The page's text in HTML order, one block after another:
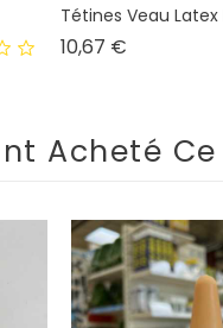
Tétines Veau Latex
10,67 €Prix
Acheté